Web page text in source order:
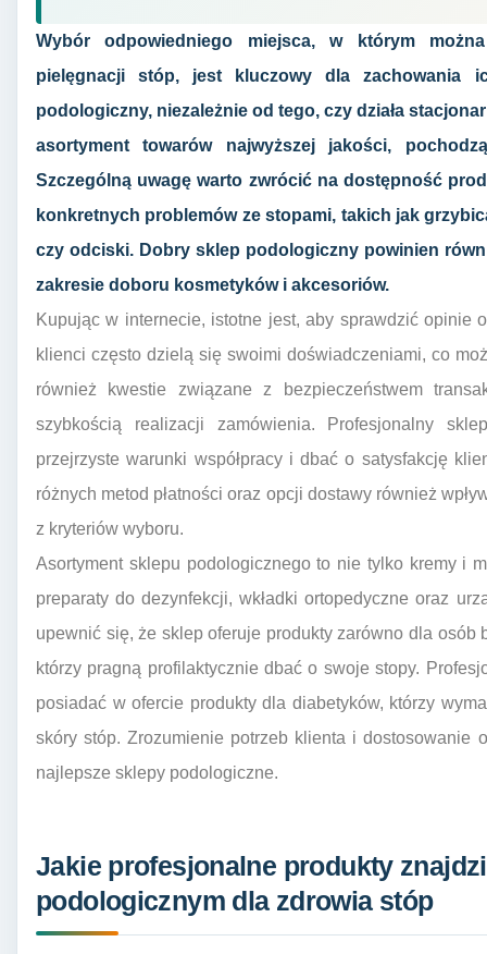
Wybór odpowiedniego miejsca, w którym
pielęgnacji stóp, jest kluczowy dla zachowania
podologiczny, niezależnie od tego, czy działa
asortyment towarów najwyższej jakości,
Szczególną uwagę warto zwrócić na dostępność
konkretnych problemów ze stopami, takich jak
czy odciski. Dobry sklep podologiczny powinien
zakresie doboru kosmetyków i akcesoriów.
Kupując w internecie, istotne jest, aby sprawdzić opinie
klienci często dzielą się swoimi doświadczeniami, co
również kwestie związane z bezpieczeństwem
szybkością realizacji zamówienia. Profesjonalny
przejrzyste warunki współpracy i dbać o satysfakcję
różnych metod płatności oraz opcji dostawy również
z kryteriów wyboru.
Asortyment sklepu podologicznego to nie tylko kremy i
preparaty do dezynfekcji, wkładki ortopedyczne oraz
upewnić się, że sklep oferuje produkty zarówno dla
którzy pragną profilaktycznie dbać o swoje stopy.
posiadać w ofercie produkty dla diabetyków, którzy
skóry stóp. Zrozumienie potrzeb klienta i dostosowanie
najlepsze sklepy podologiczne.
Jakie profesjonalne produkty
podologicznym dla zdrowia stóp